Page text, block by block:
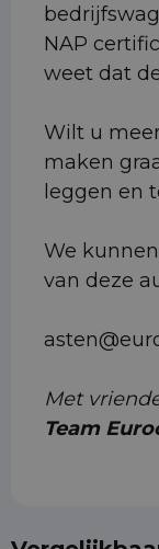
NAP
weet dat
Wilt u
maken
leggen en
We
van deze
Met
Team